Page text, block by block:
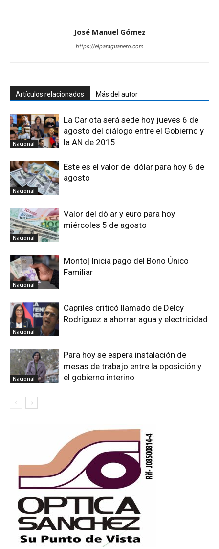
José Manuel Gómez
https://elparaguanero.com
Artículos relacionados Más del autor
Nacional
La Carlota será sede hoy jueves 6 de
agosto del diálogo entre el Gobierno y
la AN de 2015
Nacional
Este es el valor del dólar para hoy 6 de
agosto
Nacional
Valor del dólar y euro para hoy
miércoles 5 de agosto
Nacional
Monto| Inicia pago del Bono Único
Familiar
Nacional
Capriles criticó llamado de Delcy
Rodríguez a ahorrar agua y electricidad
Nacional
Para hoy se espera instalación de
mesas de trabajo entre la oposición y
el gobierno interino